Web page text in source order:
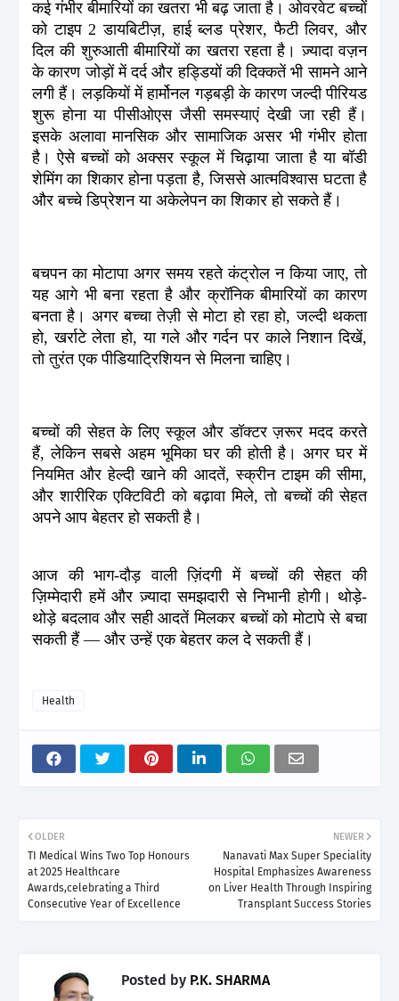
कई गंभीर बीमारियों का खतरा भी बढ़ जाता है। ओवरवेट बच्चों
को टाइप 2 डायबिटीज़, हाई ब्लड प्रेशर, फैटी लिवर, और
दिल की शुरुआती बीमारियों का खतरा रहता है। ज़्यादा वज़न
के कारण जोड़ों में दर्द और हड्डियों की दिक्कतें भी सामने आने
लगी हैं। लड़कियों में हार्मोनल गड़बड़ी के कारण जल्दी पीरियड
शुरू होना या पीसीओएस जैसी समस्याएं देखी जा रही हैं।
इसके अलावा मानसिक और सामाजिक असर भी गंभीर होता
है। ऐसे बच्चों को अक्सर स्कूल में चिढ़ाया जाता है या बॉडी
शेमिंग का शिकार होना पड़ता है, जिससे आत्मविश्वास घटता है
और बच्चे डिप्रेशन या अकेलेपन का शिकार हो सकते हैं।
बचपन का मोटापा अगर समय रहते कंट्रोल न किया जाए, तो
यह आगे भी बना रहता है और क्रॉनिक बीमारियों का कारण
बनता है। अगर बच्चा तेज़ी से मोटा हो रहा हो, जल्दी थकता
हो, खर्राटे लेता हो, या गले और गर्दन पर काले निशान दिखें,
तो तुरंत एक पीडियाट्रिशियन से मिलना चाहिए।
बच्चों की सेहत के लिए स्कूल और डॉक्टर ज़रूर मदद करते
हैं, लेकिन सबसे अहम भूमिका घर की होती है। अगर घर में
नियमित और हेल्दी खाने की आदतें, स्क्रीन टाइम की सीमा,
और शारीरिक एक्टिविटी को बढ़ावा मिले, तो बच्चों की सेहत
अपने आप बेहतर हो सकती है।
आज की भाग-दौड़ वाली ज़िंदगी में बच्चों की सेहत की
ज़िम्मेदारी हमें और ज़्यादा समझदारी से निभानी होगी। थोड़े-
थोड़े बदलाव और सही आदतें मिलकर बच्चों को मोटापे से बचा
सकती हैं — और उन्हें एक बेहतर कल दे सकती हैं।
Health
NEWER
Nanavati Max Super Speciality
Hospital Emphasizes Awareness
on Liver Health Through Inspiring
Transplant Success Stories
OLDER
TI Medical Wins Two Top Honours
at 2025 Healthcare
Awards,celebrating a Third
Consecutive Year of Excellence
Posted by P.K. SHARMA